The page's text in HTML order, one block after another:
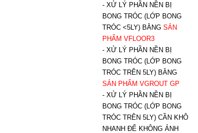
- XỬ LÝ PHẦN NỀN BỊ
BONG TRÓC (LỚP BONG
TRÓC <5LY) BẰNG SẢN
PHẨM VFLOOR3
- XỬ LÝ PHẦN NỀN BỊ
BONG TRÓC (LỚP BONG
TRÓC TRÊN 5LY) BẰNG
SẢN PHẨM VGROUT GP
- XỬ LÝ PHẦN NỀN BỊ
BONG TRÓC (LỚP BONG
TRÓC TRÊN 5LY) CẦN KHÔ
NHANH ĐỂ KHÔNG ẢNH